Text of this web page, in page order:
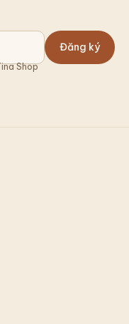
Đăng ký
Shop